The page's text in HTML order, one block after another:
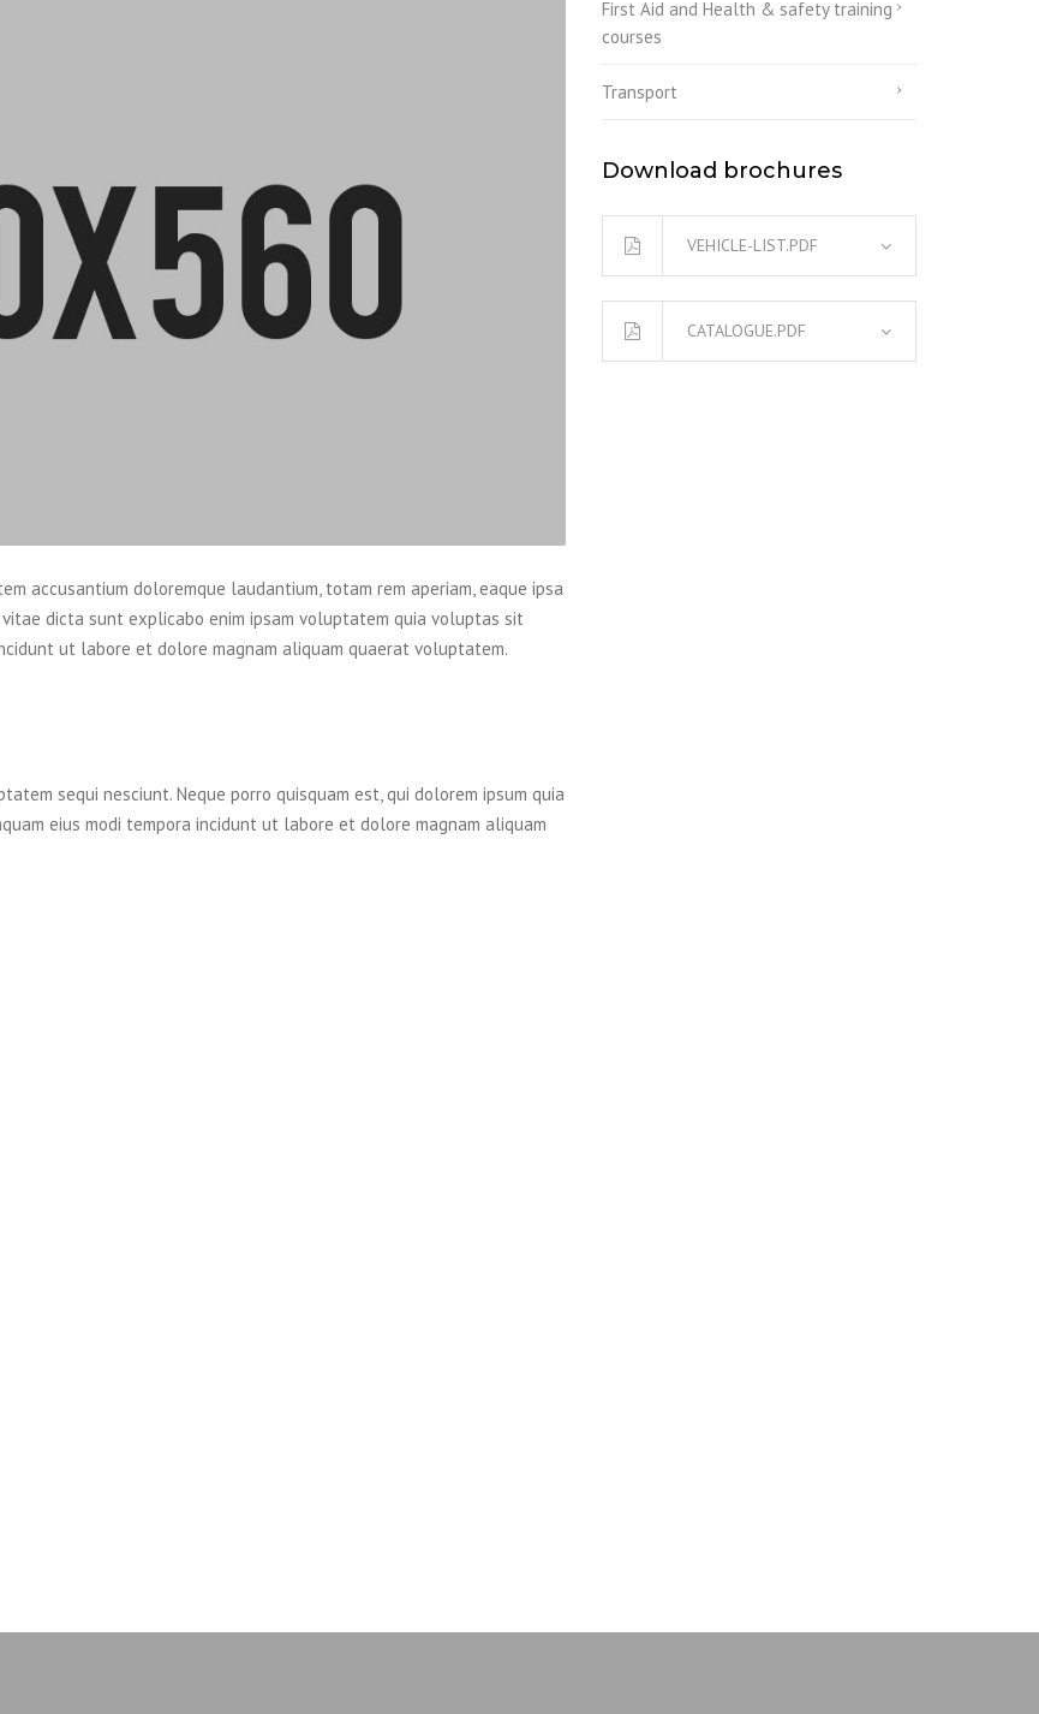
accusantium doloremque laudantium, totam rem aperiam, eaque ipsa
dicta sunt explicabo enim ipsam voluptatem quia voluptas sit
ut labore et dolore magnam aliquam quaerat voluptatem.
sequi nesciunt. Neque porro quisquam est, qui dolorem ipsum quia
eius modi tempora incidunt ut labore et dolore magnam aliquam
First Aid and Health & safety training
courses
Transport
Download brochures
VEHICLE-LIST.PDF
CATALOGUE.PDF